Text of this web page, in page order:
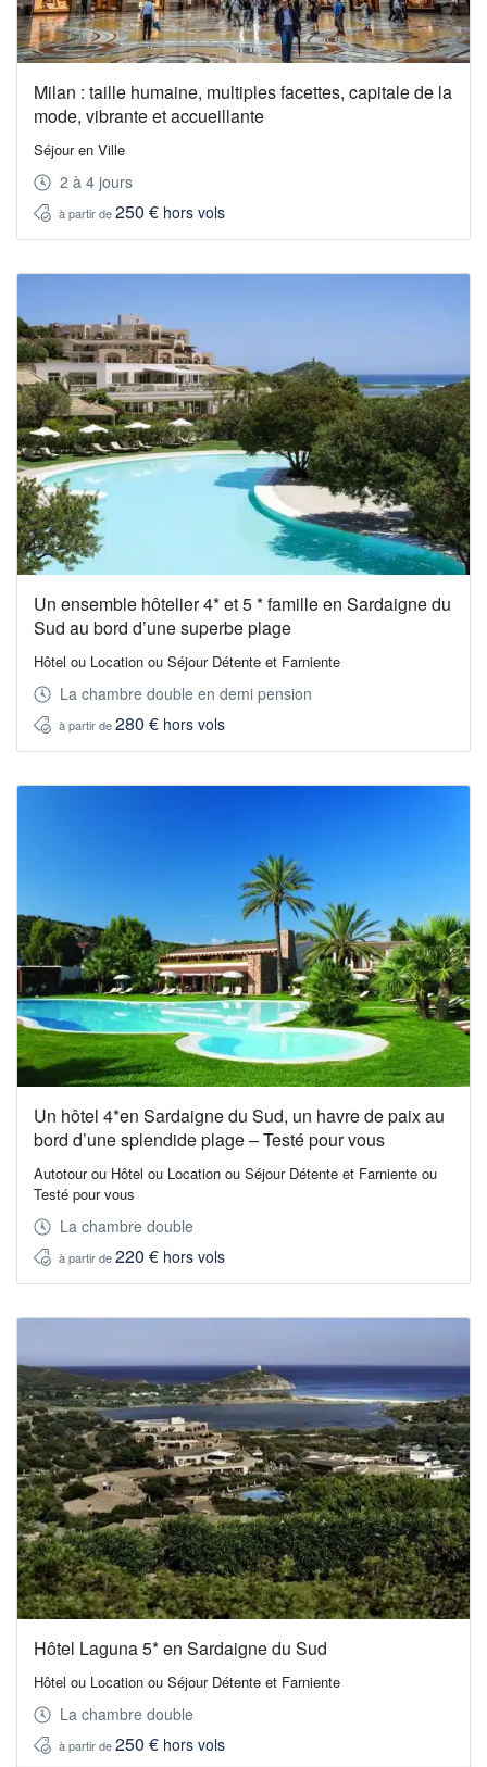
Milan : taille humaine, multiples facettes, capitale de la
mode, vibrante et accueillante
Séjour en Ville
2 à 4 jours
à partir de250 € hors vols
Un ensemble hôtelier 4* et 5 * famille en Sardaigne du
Sud au bord d’une superbe plage
Hôtel ou Location ou Séjour Détente et Farniente
La chambre double en demi pension
à partir de280 € hors vols
Un hôtel 4*en Sardaigne du Sud, un havre de paix au
bord d’une splendide plage – Testé pour vous
Autotour ou Hôtel ou Location ou Séjour Détente et Farniente ou
Testé pour vous
La chambre double
à partir de220 € hors vols
Hôtel Laguna 5* en Sardaigne du Sud
Hôtel ou Location ou Séjour Détente et Farniente
La chambre double
à partir de250 € hors vols